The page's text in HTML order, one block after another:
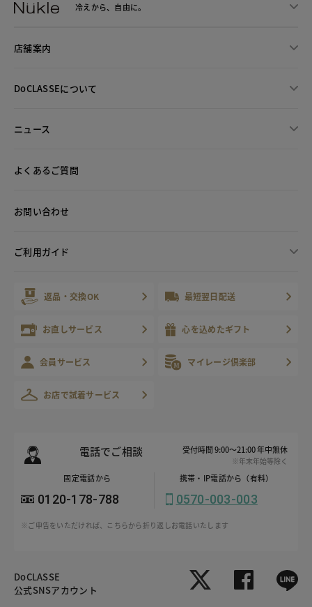
冷えから、 自由に。
店舗案内
DoCLASSEについて
ニュース
よくあるご質問
お問い合わせ
ご利用ガイド
返品・交換OK 最短翌日配送
お直しサービス 心を込めたギフト
会員サービス マイレージ倶楽部
お店で試着サービス
電話でご相談 受付時間 9:00～21:00 年中無休
※年末年始等除く
固定電話から
0120-178-788
携帯・IP電話から（有料）
0570-003-003
※ご申告をいただければ、こちらから折り返しお電話いたします
DoCLASSE
公式SNSアカウント